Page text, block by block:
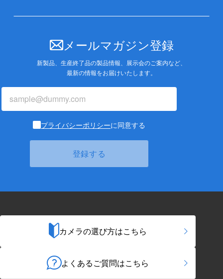
メールマガジン登録
新製品、生産終了品の製品情報、展示会のご案内など、
最新の情報をお届けいたします。
プライバシーポリシーに同意する
カメラの選び方はこちら
よくあるご質問はこちら